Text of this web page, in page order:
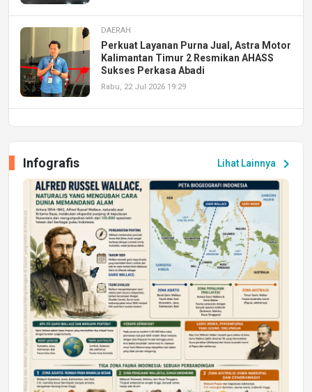
DAERAH
Perkuat Layanan Purna Jual, Astra Motor
Kalimantan Timur 2 Resmikan AHASS
Sukses Perkasa Abadi
Rabu, 22 Jul 2026 19:29
Peluang Kerja dan Magang
Jumat, 17 Jul 2026 22:30
DAERAH
Astra Motor Kalimantan Timur 2 Dukung
Mahasiswa Samarinda dalam Astra
Honda SDGs Future Leaders 2026
Jumat, 10 Jul 2026 19:01
Lihat Lainnya chevron_right
Infografis